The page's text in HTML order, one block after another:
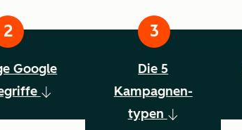
Google
Die 5
Kampagnen-
typen